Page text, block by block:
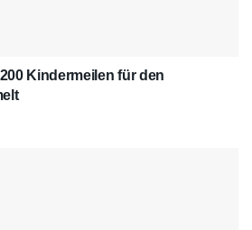
Kindermeilen für den